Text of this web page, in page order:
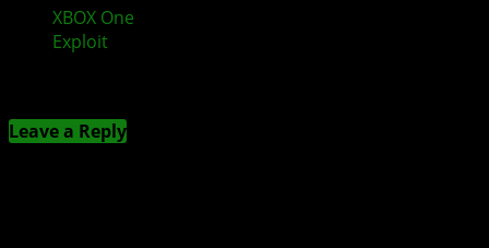
XBOX One
Exploit
Leave a Reply